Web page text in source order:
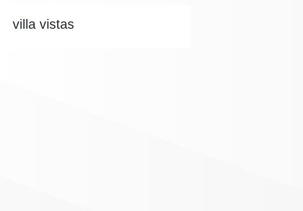
villa vistas